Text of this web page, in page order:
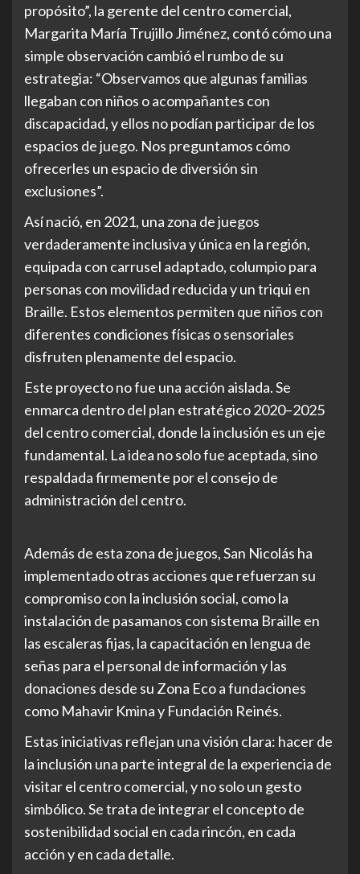
propósito”, la gerente del centro comercial,
Margarita María Trujillo Jiménez, contó cómo una
simple observación cambió el rumbo de su
estrategia: “Observamos que algunas familias
llegaban con niños o acompañantes con
discapacidad, y ellos no podían participar de los
espacios de juego. Nos preguntamos cómo
ofrecerles un espacio de diversión sin
exclusiones”.
Así nació, en 2021, una zona de juegos
verdaderamente inclusiva y única en la región,
equipada con carrusel adaptado, columpio para
personas con movilidad reducida y un triqui en
Braille. Estos elementos permiten que niños con
diferentes condiciones físicas o sensoriales
disfruten plenamente del espacio.
Este proyecto no fue una acción aislada. Se
enmarca dentro del plan estratégico 2020–2025
del centro comercial, donde la inclusión es un eje
fundamental. La idea no solo fue aceptada, sino
respaldada firmemente por el consejo de
administración del centro.
Además de esta zona de juegos, San Nicolás ha
implementado otras acciones que refuerzan su
compromiso con la inclusión social, como la
instalación de pasamanos con sistema Braille en
las escaleras fijas, la capacitación en lengua de
señas para el personal de información y las
donaciones desde su Zona Eco a fundaciones
como Mahavir Kmina y Fundación Reinés.
Estas iniciativas reflejan una visión clara: hacer de
la inclusión una parte integral de la experiencia de
visitar el centro comercial, y no solo un gesto
simbólico. Se trata de integrar el concepto de
sostenibilidad social en cada rincón, en cada
acción y en cada detalle.